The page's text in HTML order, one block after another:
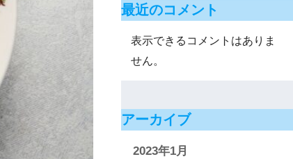
最近のコメント
表示できるコメントはありま
せん。
アーカイブ
2023年1月